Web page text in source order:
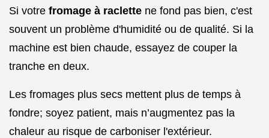
Si votre fromage à raclette ne fond pas bien, c'est
souvent un problème d'humidité ou de qualité. Si la
machine est bien chaude, essayez de couper la
tranche en deux.
Les fromages plus secs mettent plus de temps à
fondre; soyez patient, mais n’augmentez pas la
chaleur au risque de carboniser l'extérieur.